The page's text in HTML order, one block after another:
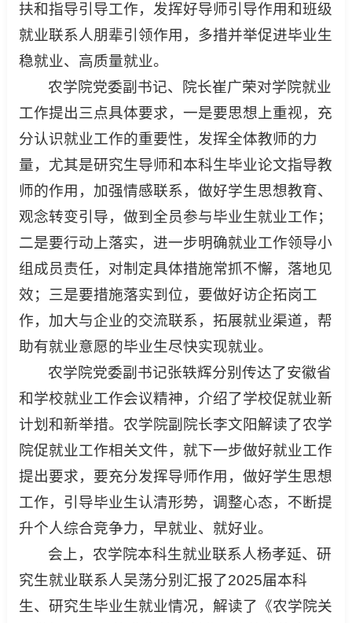
扶和指导引导工作，发挥好导师引导作用和班级
就业联系人朋辈引领作用，多措并举促进毕业生
稳就业、高质量就业。
农学院党委副书记、院长崔广荣对学院就业
工作提出三点具体要求，一是要思想上重视，充
分认识就业工作的重要性，发挥全体教师的力
量，尤其是研究生导师和本科生毕业论文指导教
师的作用，加强情感联系，做好学生思想教育、
观念转变引导，做到全员参与毕业生就业工作；
二是要行动上落实，进一步明确就业工作领导小
组成员责任，对制定具体措施常抓不懈，落地见
效；三是要措施落实到位，要做好访企拓岗工
作，加大与企业的交流联系，拓展就业渠道，帮
助有就业意愿的毕业生尽快实现就业。
农学院党委副书记张轶辉分别传达了安徽省
和学校就业工作会议精神，介绍了学校促就业新
计划和新举措。农学院副院长李文阳解读了农学
院促就业工作相关文件，就下一步做好就业工作
提出要求，要充分发挥导师作用，做好学生思想
工作，引导毕业生认清形势，调整心态，不断提
升个人综合竞争力，早就业、就好业。
会上，农学院本科生就业联系人杨孝延、研
究生就业联系人吴荡分别汇报了2025届本科
生、研究生毕业生就业情况，解读了《农学院关